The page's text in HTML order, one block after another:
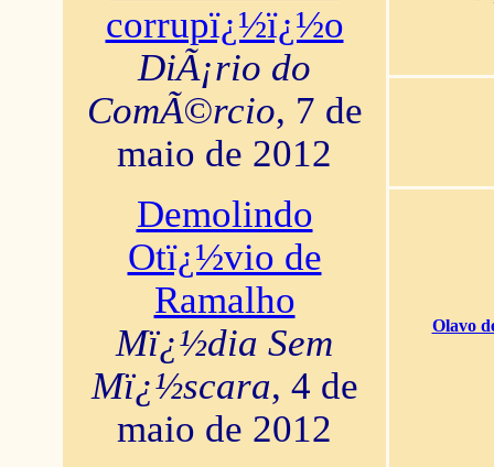
corrupï¿½ï¿½o
DiÃ¡rio do
ComÃ©rcio, 7 de
maio de 2012
Demolindo
Otï¿½vio de
Ramalho
Mï¿½dia Sem
Mï¿½scara, 4 de
maio de 2012
Olavo